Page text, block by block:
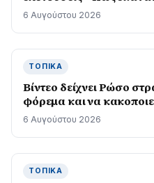
6 Αυγούστου 2026
ΤΟΠΙΚΆ
Βίντεο δείχνει Ρώσο
φόρεμα και να
6 Αυγούστου 2026
ΤΟΠΙΚΆ